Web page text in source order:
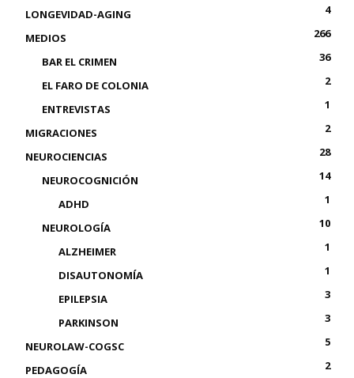
LONGEVIDAD-AGING
4
MEDIOS
266
BAR EL CRIMEN
36
EL FARO DE COLONIA
2
ENTREVISTAS
1
MIGRACIONES
2
NEUROCIENCIAS
28
NEUROCOGNICIÓN
14
ADHD
1
NEUROLOGÍA
10
ALZHEIMER
1
DISAUTONOMÍA
1
EPILEPSIA
3
PARKINSON
3
NEUROLAW-COGSC
5
PEDAGOGÍA
2